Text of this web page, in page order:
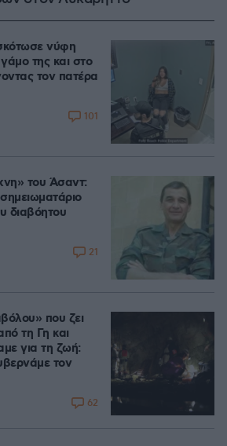
νύφη
της και στο
τον πατέρα
101
του Άσαντ:
διαβόητου
21
που ζει
τη Γη και
για τη ζωή:
τον
62